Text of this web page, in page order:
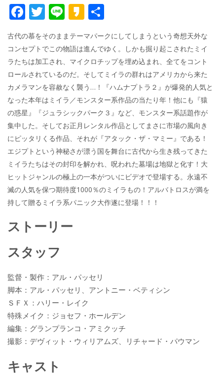
F
ac
e
b
o
o
k
T
itt
er
Li
n
e
K
k
a
o
古代の慕をそのままテーマパークにしてしまうという奇想天外な
コンセプトでこの物語は進んでゆく。しかも掘り起こされたミイ
ラたちは加工され、マイクロチップを埋め込まれ、全てをコント
ロールされているのだ。そしてミイラの群れはアメリカから来た
カメラマンを容赦なく襲う…！『ハムナプトラ２』が爆発的人気と
なった本年はミイラ／モンスター系作品の当たり年！他にも『猿
の惑星』『ジュラシックパーク３』など、モンスター系話題作が
集中した。そしてお正月レンタル作品としてまさに市場の風向き
にピッタリくる作品、それが『アタック・ザ・マミー』である！
エジプトという神秘さが漂う国を舞台に古代から生き残ってきた
ミイラたちはその封印を解かれ、呪われた墓場は地獄と化す！大
ヒットジャンルの極上の一本がついにビデオで登場する。永遠不
滅の人気を保つ期待度1000％のミイラもの！アルバトロスが満を
持して贈るミイラ系パニック大作遂に登場！！！
ストーリー
スタッフ
監督・製作：アル・パッセリ
脚本：アル・パッセリ、アントニー・ベティシン
ＳＦＸ：ハリー・レイク
特殊メイク：ジョセフ・ホールデン
編集：グランプランコ・アミクッチ
撮影：デヴィット・ウィリアムズ、リチャード・パウマン
キャスト